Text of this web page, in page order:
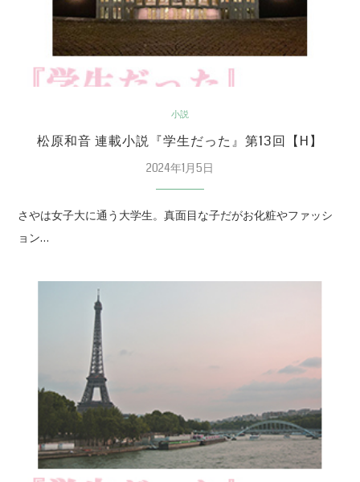
小説
松原和音 連載小説『学生だった』第13回【H】
2024年1月5日
さやは女子大に通う大学生。真面目な子だがお化粧やファッシ
ョン…